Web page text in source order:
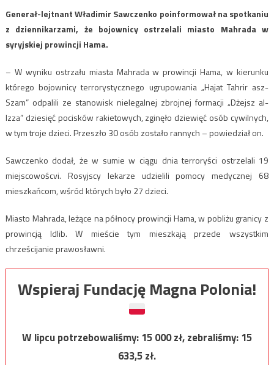
Generał-lejtnant Władimir Sawczenko poinformował na spotkaniu
z dziennikarzami, że bojownicy ostrzelali miasto Mahrada w
syryjskiej prowincji Hama.
– W wyniku ostrzału miasta Mahrada w prowincji Hama, w kierunku
którego bojownicy terrorystycznego ugrupowania „Hajat Tahrir asz-
Szam” odpalili ze stanowisk nielegalnej zbrojnej formacji „Dżejsz al-
Izza” dziesięć pocisków rakietowych, zginęło dziewięć osób cywilnych,
w tym troje dzieci. Przeszło 30 osób zostało rannych – powiedział on.
Sawczenko dodał, że w sumie w ciągu dnia terroryści ostrzelali 19
miejscowoścvi. Rosyjscy lekarze udzielili pomocy medycznej 68
mieszkańcom, wśród których było 27 dzieci.
Miasto Mahrada, leżące na północy prowincji Hama, w pobliżu granicy z
prowincją Idlib. W mieście tym mieszkają przede wszystkim
chrześcijanie prawosławni.
Wspieraj Fundację Magna Polonia!
W lipcu potrzebowaliśmy:15 000zł, zebraliśmy:15
633,5zł.